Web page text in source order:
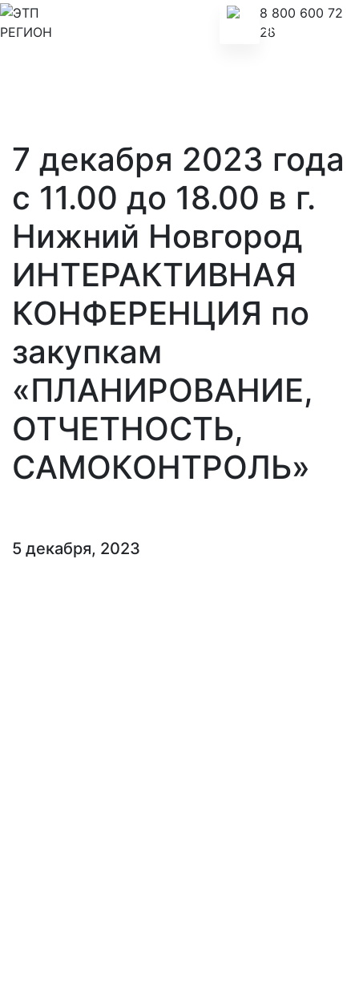
8 800 600 72
28
7 декабря 2023 года
с 11.00 до 18.00 в г.
Нижний Новгород
ИНТЕРАКТИВНАЯ
КОНФЕРЕНЦИЯ по
закупкам
«ПЛАНИРОВАНИЕ,
ОТЧЕТНОСТЬ,
САМОКОНТРОЛЬ»
5 декабря, 2023